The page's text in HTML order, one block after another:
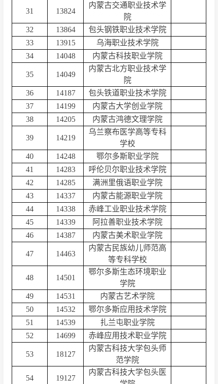
31 13824
内蒙古交通职业技术学
院
32
13864
包头钢铁职业技术学院
33
13915
乌海职业技术学院
34
14048 内蒙古科技职业学院
35 14049
内蒙古北方职业技术学
院
36
14187
包头铁道职业技术学院
37
14199
内蒙古大学创业学院
38
14205 内蒙古鸿德文理学院
39 14219
乌兰察布医学高等专科
学校
40
14248
鄂尔多斯职业学院
41
14283
呼伦贝尔职业技术学院
42
14285
满洲里俄语职业学院
43
14337
内蒙古能源职业学院
44
14338
赤峰工业职业技术学院
45
14339
阿拉善职业技术学院
46
14387 内蒙古美术职业学院
47 14463
内蒙古民族幼儿师范高
等专科学校
48 14501
鄂尔多斯生态环境职业
学院
49
14531
内蒙古艺术学院
50
14532
鄂尔多斯应用技术学院
51
14539
扎兰屯职业学院
52
14699 赤峰应用技术职业学院
53 18127
内蒙古科技大学包头师
范学院
54 19127
内蒙古科技大学包头医